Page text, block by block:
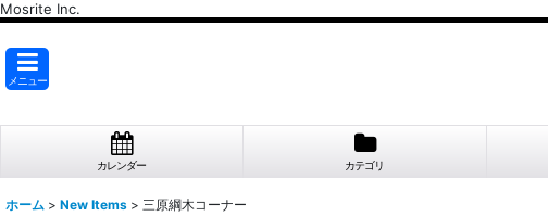
Mosrite Inc.
メニュー
カレンダー カテゴリ
ホーム > New Items > 三原綱木コーナー